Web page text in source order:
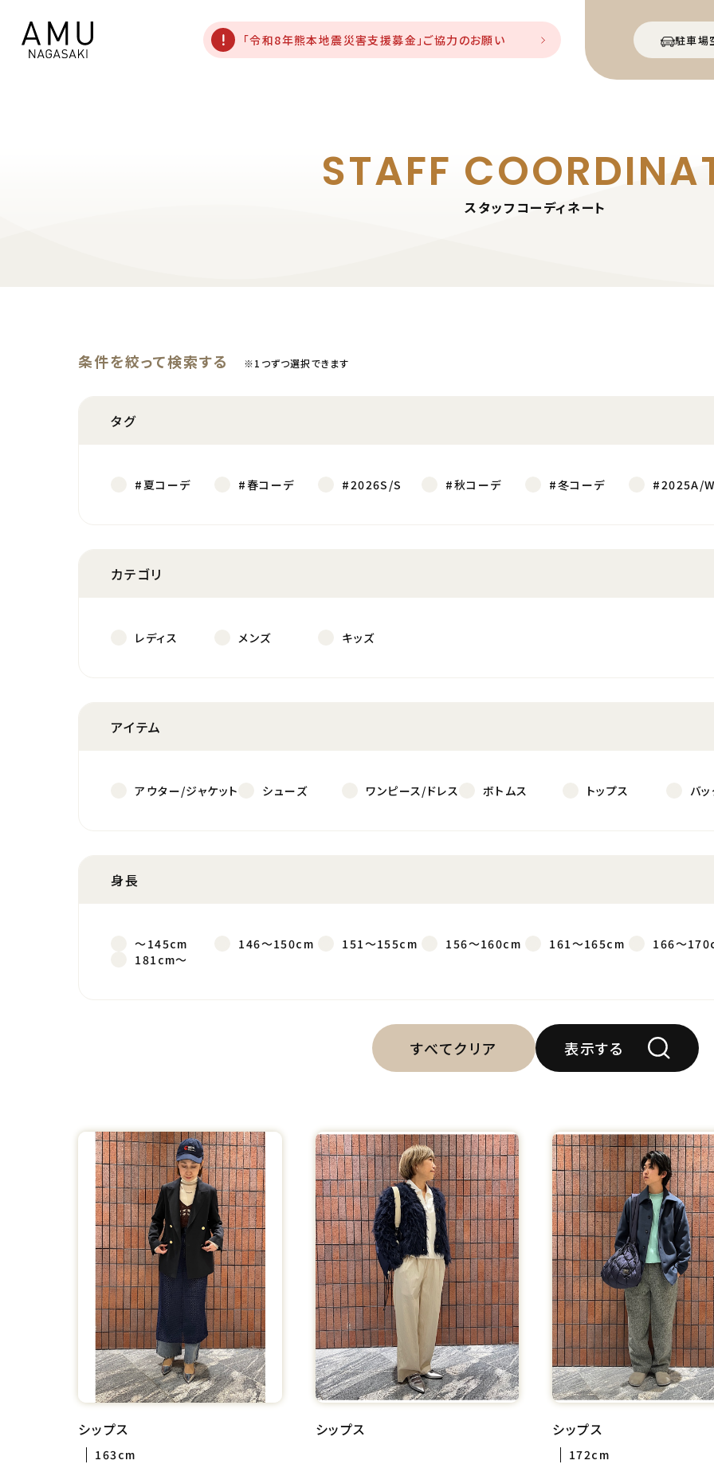
駐車場
「令和8年熊本地震災害支援募金」ご協力のお願い
STAFF
スタッフコーディネート
条件を絞って検索する ※1つずつ選択できます
タグ
#夏コーデ #春コーデ #2026S/S #秋コーデ #冬コーデ #2025A/
カテゴリ
レディス メンズ キッズ
アイテム
アウター/ジャケット シューズ ワンピース/ドレス ボトムス トップス バ
身長
～145cm 146～150cm 151～155cm 156～160cm 161～165cm
166～
181cm～
すべてクリア 表示する
シップス
163cm
シップス シップス
172cm